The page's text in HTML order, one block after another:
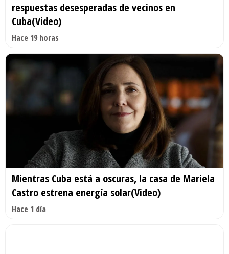
respuestas desesperadas de vecinos en
Cuba(Video)
Hace 19 horas
Mientras Cuba está a oscuras, la casa de Mariela
Castro estrena energía solar(Video)
Hace 1 día